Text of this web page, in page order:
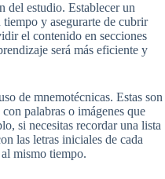
del estudio. Establecer un
y asegurarte de cubrir
el contenido en secciones
será más eficiente y
de mnemotécnicas. Estas son
palabras o imágenes que
si necesitas recordar una lista
las letras iniciales de cada
mismo tiempo.